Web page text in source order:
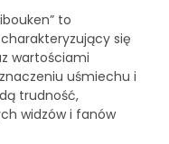
to
się
wartościami
uśmiechu i
trudność,
widzów i fanów